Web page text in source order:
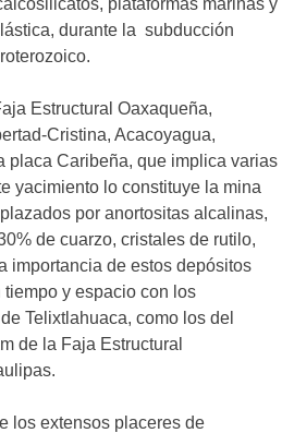
durante la subducción
Estructural Oaxaqueña,
Cristina, Acacoyagua,
placa Caribeña, que implica varias
yacimiento lo constituye la mina
por anortositas alcalinas,
de cuarzo, cristales de rutilo,
importancia de estos depósitos
y espacio con los
Telixtlahuaca, como los del
de la Faja Estructural
los extensos placeres de